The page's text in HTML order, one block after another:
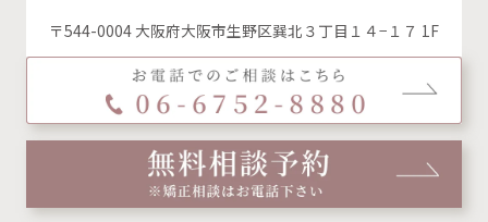
〒544-0004 大阪府大阪市生野区巽北３丁目１４−１７ 1F